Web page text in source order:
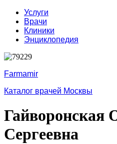
Услуги
Врачи
Клиники
Энциклопедия
Farmamir
Каталог врачей Москвы
Гайворонская
Сергеевна